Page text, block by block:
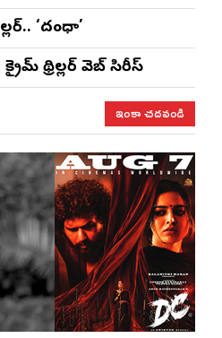
‘దంధా’
క్రైమ్ థ్రిల్ల‌ర్ వెబ్ సిరీస్
ఇంకా చదవండి